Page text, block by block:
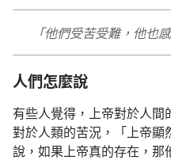
「他們受苦受難，他也
人們怎麼說
有些人覺得，上帝對於人間
對於人類的苦況，「上帝
說，如果上帝真的存在，